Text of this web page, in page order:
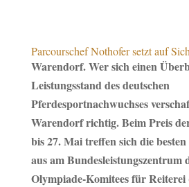
Parcourschef Nothofer setzt auf
Warendorf. Wer sich einen
Leistungsstand des deutschen
Pferdesportnachwuchses
Warendorf richtig. Beim Preis
bis 27. Mai treffen sich die
aus am Bundesleistungszentrum
Olympiade-Komitees für